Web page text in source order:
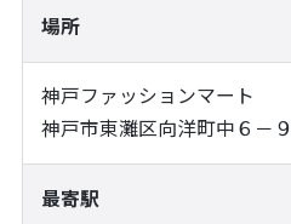
場所
神戸ファッションマート
神戸市東灘区向洋町中６－９
最寄駅